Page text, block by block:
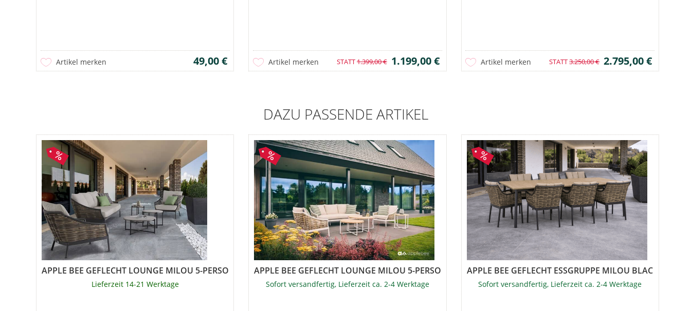
Artikel merken 49,00 € Artikel merken STATT1.399,00 € 1.199,00 € Artikel merken STATT3.250,00 € 2.795,00 €
DAZU PASSENDE ARTIKEL
APPLE BEE GEFLECHT LOUNGE MILOU 5-PERSONEN BLACK
Lieferzeit 14-21 Werktage
APPLE BEE GEFLECHT LOUNGE MILOU 5-PERSONEN OYSTER
Sofort versandfertig, Lieferzeit ca. 2-4 Werktage
APPLE BEE GEFLECHT ESSGRUPPE MILOU BLACK
Sofort versandfertig, Lieferzeit ca. 2-4 Werktage